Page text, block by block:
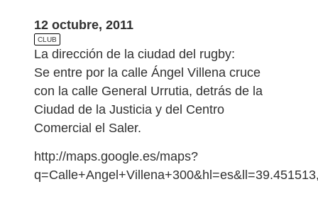
12 octubre, 2011
CLUB
La dirección de la ciudad del rugby:
Se entre por la calle Ángel Villena cruce
con la calle General Urrutia, detrás de la
Ciudad de la Justicia y del Centro
Comercial el Saler.
http://maps.google.es/maps?